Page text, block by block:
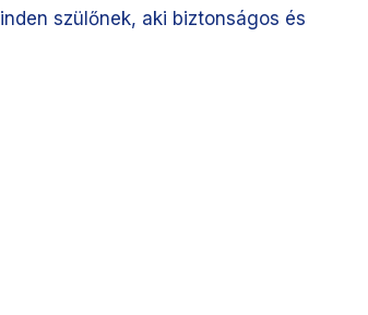
szülőnek, aki biztonságos és